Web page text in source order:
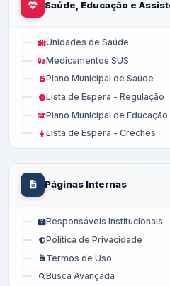
Saúde, Educação e
Unidades de Saúde
Medicamentos SUS
Plano Municipal de Saúde
Lista de Espera - Regulação
Plano Municipal de Educação
Lista de Espera - Creches
Páginas Internas
Responsáveis Institucionais
Política de Privacidade
Termos de Uso
Busca Avançada